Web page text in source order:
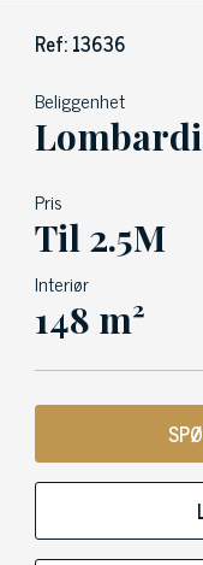
Ref: 13636
Beliggenhet
Pris
Til 2.5M
Interiør
148 m²